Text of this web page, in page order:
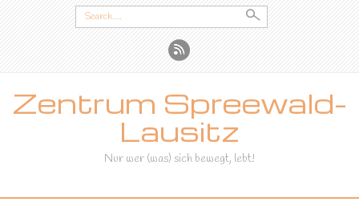
Search
for:
Zentrum Spreewald-
Lausitz
Nur wer (was) sich bewegt, lebt!